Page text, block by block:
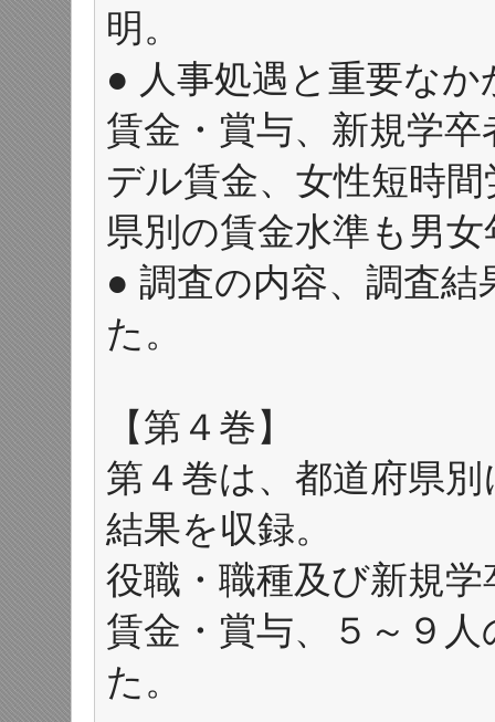
明。
● 人事処遇と重要な
賃金・賞与、新規学
デル賃金、女性短時
県別の賃金水準も男
● 調査の内容、調査
た。
【第４巻】
第４巻は、都道府県
結果を収録。
役職・職種及び新規
賃金・賞与、５～９
た。